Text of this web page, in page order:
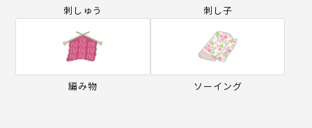
刺しゅう 刺し子
編み物 ソーイング